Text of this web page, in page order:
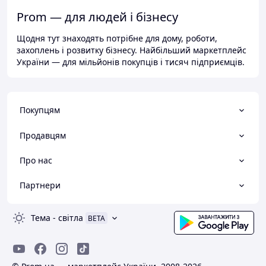
Prom — для людей і бізнесу
Щодня тут знаходять потрібне для дому, роботи,
захоплень і розвитку бізнесу. Найбільший маркетплейс
України — для мільйонів покупців і тисяч підприємців.
Покупцям
Продавцям
Про нас
Партнери
Тема - світла BETA